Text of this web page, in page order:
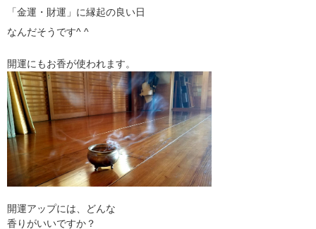
「金運・財運」に縁起の良い日
なんだそうです^ ^
開運にもお香が使われます。
開運アップには、どんな
香りがいいですか？